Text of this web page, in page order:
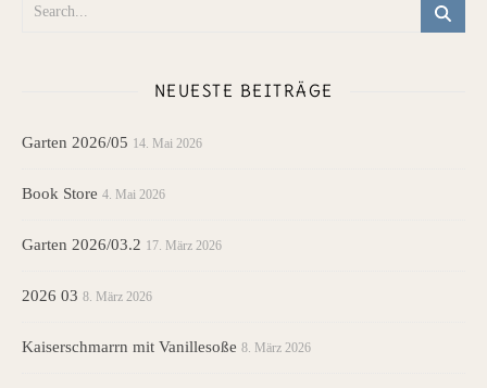
NEUESTE BEITRÄGE
Garten 2026/05 14. Mai 2026
Book Store 4. Mai 2026
Garten 2026/03.2 17. März 2026
2026 03 8. März 2026
Kaiserschmarrn mit Vanillesoße 8. März 2026